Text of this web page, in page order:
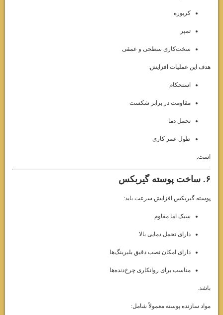
کربوره
تمپر
سخت‌کاری سطحی و عمقی
هدف این عملیات افزایش:
استحکام
مقاومت در برابر شکست
تحمل دما
طول عمر کاری
است.
۶. ساخت پوسته گیربکس
پوسته گیربکس افزایش سرعت باید:
سبک اما مقاوم
دارای تحمل دمایی بالا
دارای امکان نصب دقیق بلبرینگ‌ها
مناسب برای روانکاری چرخ‌دنده‌ها
باشد.
مواد سازنده پوسته معمولاً شامل: